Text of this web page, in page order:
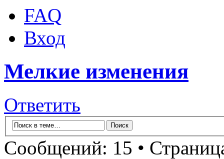
FAQ
Вход
Мелкие изменения
Ответить
Сообщений: 15 •